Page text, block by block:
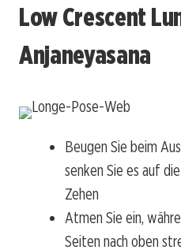
Low Crescent
Anjaneyasana
Beugen Sie beim
senken Sie es auf
Zehen
Atmen Sie ein,
Seiten nach oben